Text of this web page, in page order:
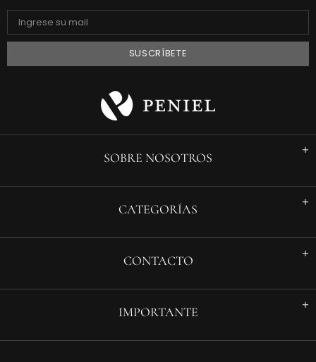
SOBRE NOSOTROS
CATEGORÍAS
CONTACTO
IMPORTANTE